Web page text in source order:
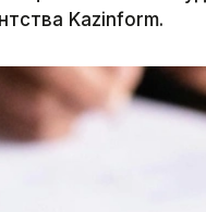
Kazinform.